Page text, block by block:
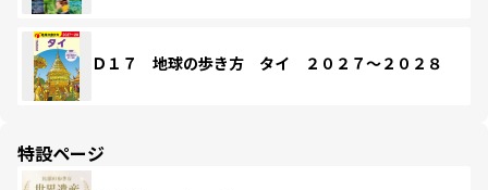
Ｄ１７ 地球の歩き方 タイ ２０２７～２０２８
特設ページ